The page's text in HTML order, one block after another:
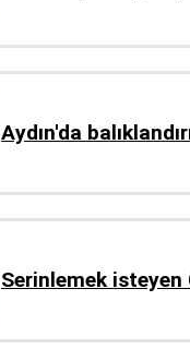
Aydın'da
Serinlemek isteyen